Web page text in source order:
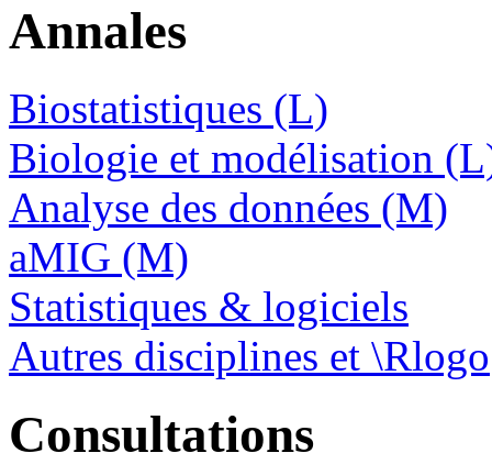
Annales
Biostatistiques (L)
Biologie et modélisation
Analyse des données (M)
aMIG (M)
Statistiques & logiciels
Autres disciplines et \Rlogo
Consultations